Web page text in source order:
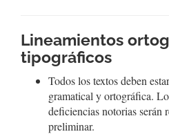
Lineamientos
tipográficos
Todos los textos deben
gramatical y ortográfica.
deficiencias notorias serán
preliminar.